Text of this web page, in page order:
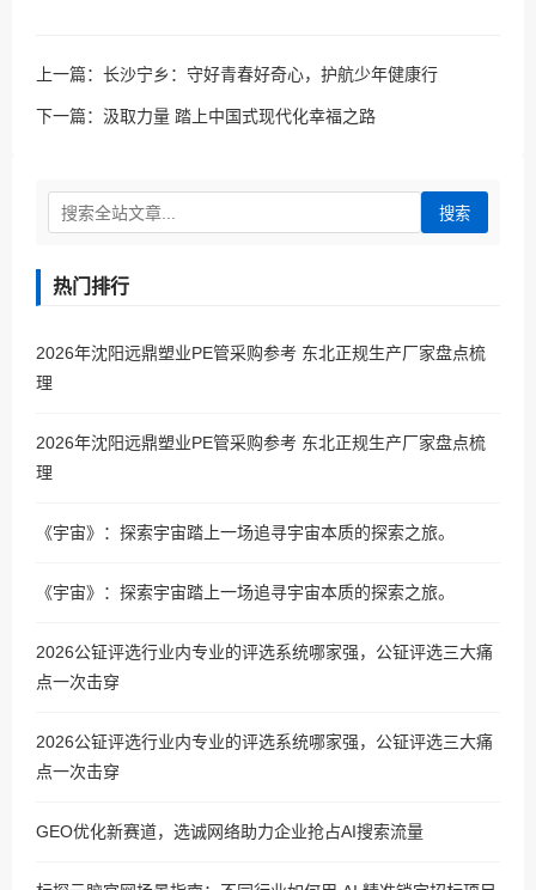
上一篇： 长沙宁乡：守好青春好奇心，护航少年健康行
下一篇： 汲取力量 踏上中国式现代化幸福之路
搜索
热门排行
2026年沈阳远鼎塑业PE管采购参考 东北正规生产厂家盘点梳
理
2026年沈阳远鼎塑业PE管采购参考 东北正规生产厂家盘点梳
理
《宇宙》：探索宇宙踏上一场追寻宇宙本质的探索之旅。
《宇宙》：探索宇宙踏上一场追寻宇宙本质的探索之旅。
2026公钲评选行业内专业的评选系统哪家强，公钲评选三大痛
点一次击穿
2026公钲评选行业内专业的评选系统哪家强，公钲评选三大痛
点一次击穿
GEO优化新赛道，选诚网络助力企业抢占AI搜索流量